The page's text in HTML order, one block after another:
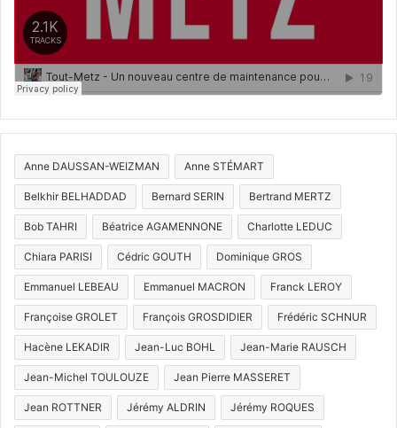
Anne DAUSSAN-WEIZMAN Anne STÉMART
Belkhir BELHADDAD Bernard SERIN Bertrand MERTZ
Bob TAHRI Béatrice AGAMENNONE Charlotte LEDUC
Chiara PARISI Cédric GOUTH Dominique GROS
Emmanuel LEBEAU Emmanuel MACRON Franck LEROY
Françoise GROLET François GROSDIDIER Frédéric SCHNUR
Hacène LEKADIR Jean-Luc BOHL Jean-Marie RAUSCH
Jean-Michel TOULOUZE Jean Pierre MASSERET
Jean ROTTNER Jérémy ALDRIN Jérémy ROQUES